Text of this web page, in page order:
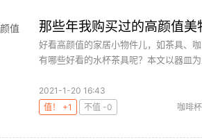
那些年我购买过的高颜值
好看高颜值的家居小物件儿，如茶具、
有哪些好看的水杯茶具呢？本文以器皿
2021-1-20 16:43
值！ +1
不值 -0 咖啡杯